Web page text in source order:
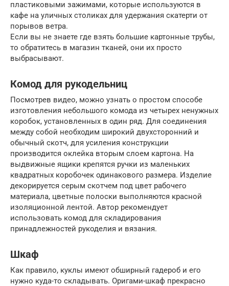
пластиковыми зажимами, которые используются в
кафе на уличных столиках для удержания скатерти от
порывов ветра.
Если вы не знаете где взять большие картонные трубы,
то обратитесь в магазин тканей, они их просто
выбрасывают.
Комод для рукодельниц
Посмотрев видео, можно узнать о простом способе
изготовления небольшого комода из четырех ненужных
коробок, установленных в один ряд. Для соединения
между собой необходим широкий двухсторонний и
обычный скотч, для усиления конструкции
производится оклейка вторым слоем картона. На
выдвижные ящики крепятся ручки из маленьких
квадратных коробочек одинакового размера. Изделие
декорируется серым скотчем под цвет рабочего
материала, цветные полоски выполняются красной
изоляционной лентой. Автор рекомендует
использовать комод для складирования
принадлежностей рукоделия и вязания.
Шкаф
Как правило, куклы имеют обширный гадероб и его
нужно куда-то складывать. Оригами-шкаф прекрасно